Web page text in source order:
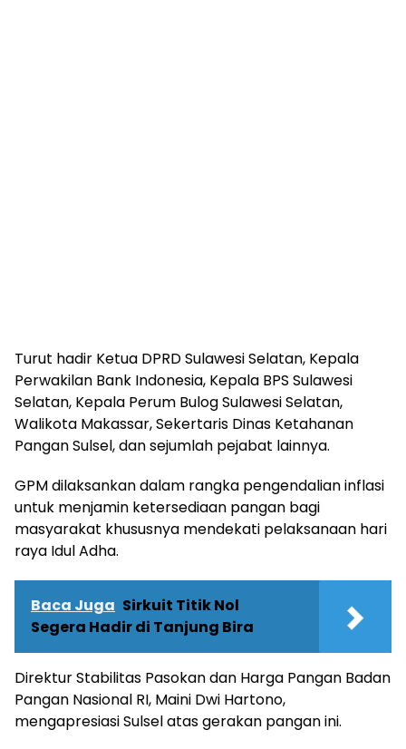
Turut hadir Ketua DPRD Sulawesi Selatan, Kepala
Perwakilan Bank Indonesia, Kepala BPS Sulawesi
Selatan, Kepala Perum Bulog Sulawesi Selatan,
Walikota Makassar, Sekertaris Dinas Ketahanan
Pangan Sulsel, dan sejumlah pejabat lainnya.
GPM dilaksankan dalam rangka pengendalian inflasi
untuk menjamin ketersediaan pangan bagi
masyarakat khususnya mendekati pelaksanaan hari
raya Idul Adha.
Baca Juga Sirkuit Titik Nol
Segera Hadir di Tanjung Bira
Direktur Stabilitas Pasokan dan Harga Pangan Badan
Pangan Nasional RI, Maini Dwi Hartono,
mengapresiasi Sulsel atas gerakan pangan ini.